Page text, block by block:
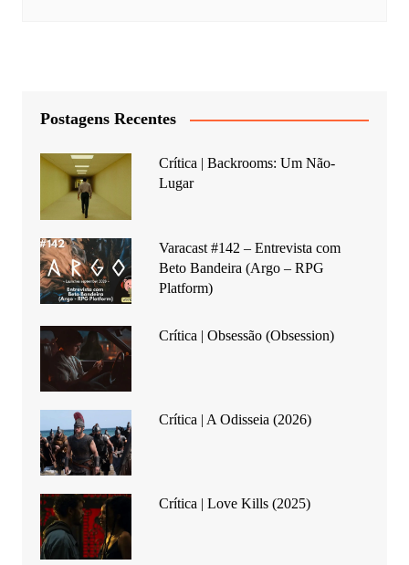
Postagens Recentes
Crítica | Backrooms: Um Não-
Lugar
Varacast #142 – Entrevista com
Beto Bandeira (Argo – RPG
Platform)
Crítica | Obsessão (Obsession)
Crítica | A Odisseia (2026)
Crítica | Love Kills (2025)